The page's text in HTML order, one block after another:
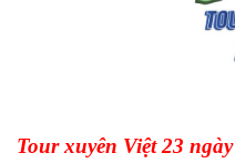
Tour xuyên Việt 23 ngày